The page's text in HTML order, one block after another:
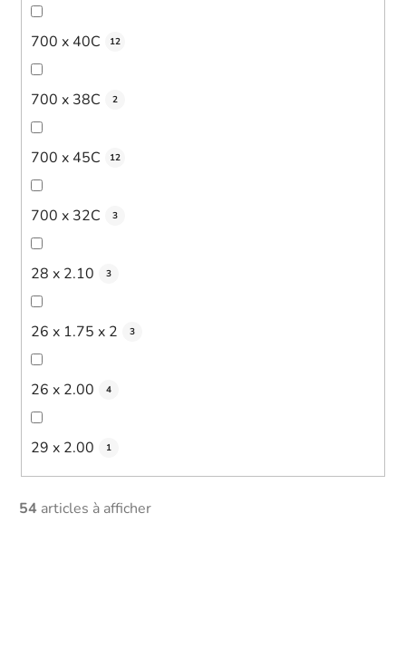
700 x 40C 12
700 x 38C 2
700 x 45C 12
700 x 32C 3
28 x 2.10 3
26 x 1.75 x 2 3
26 x 2.00 4
29 x 2.00 1
54 articles à afficher